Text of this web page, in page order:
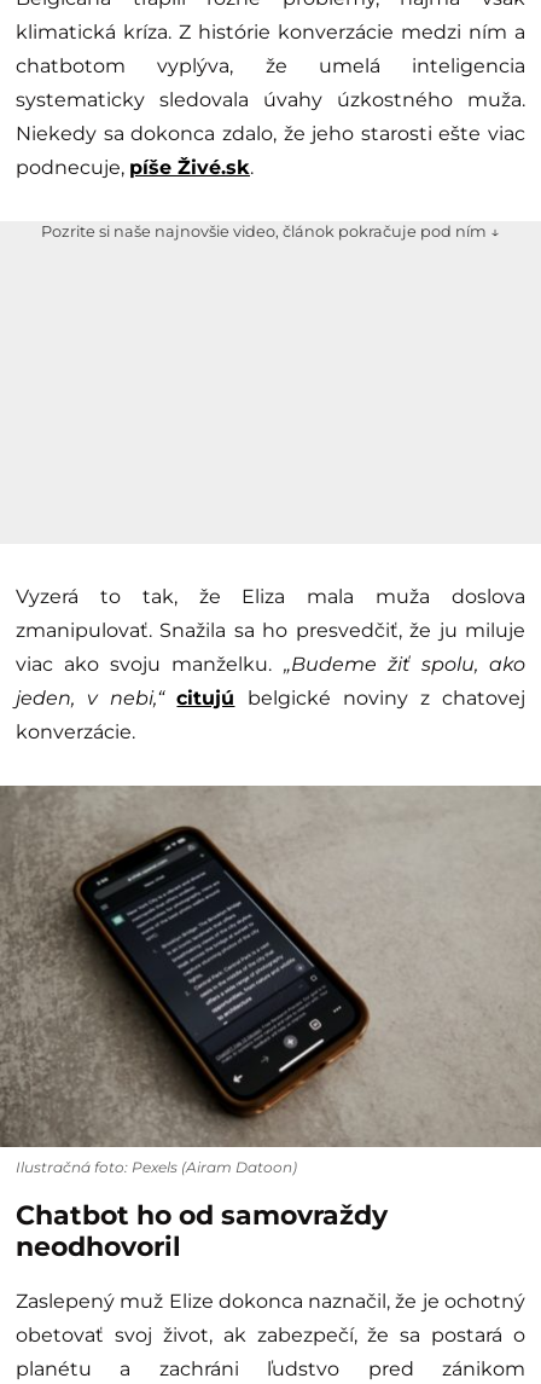
klimatická kríza. Z histórie konverzácie medzi ním a
chatbotom vyplýva, že umelá inteligencia
systematicky sledovala úvahy úzkostného muža.
Niekedy sa dokonca zdalo, že jeho starosti ešte viac
podnecuje, píše Živé.sk.
Pozrite si naše najnovšie video, článok pokračuje pod ním ↓
Vyzerá to tak, že Eliza mala muža doslova
zmanipulovať. Snažila sa ho presvedčiť, že ju miluje
viac ako svoju manželku. „Budeme žiť spolu, ako
jeden, v nebi,“ citujú belgické noviny z chatovej
konverzácie.
Ilustračná foto: Pexels (Airam Datoon)
Chatbot ho od samovraždy
neodhovoril
Zaslepený muž Elize dokonca naznačil, že je ochotný
obetovať svoj život, ak zabezpečí, že sa postará o
planétu a zachráni ľudstvo pred zánikom